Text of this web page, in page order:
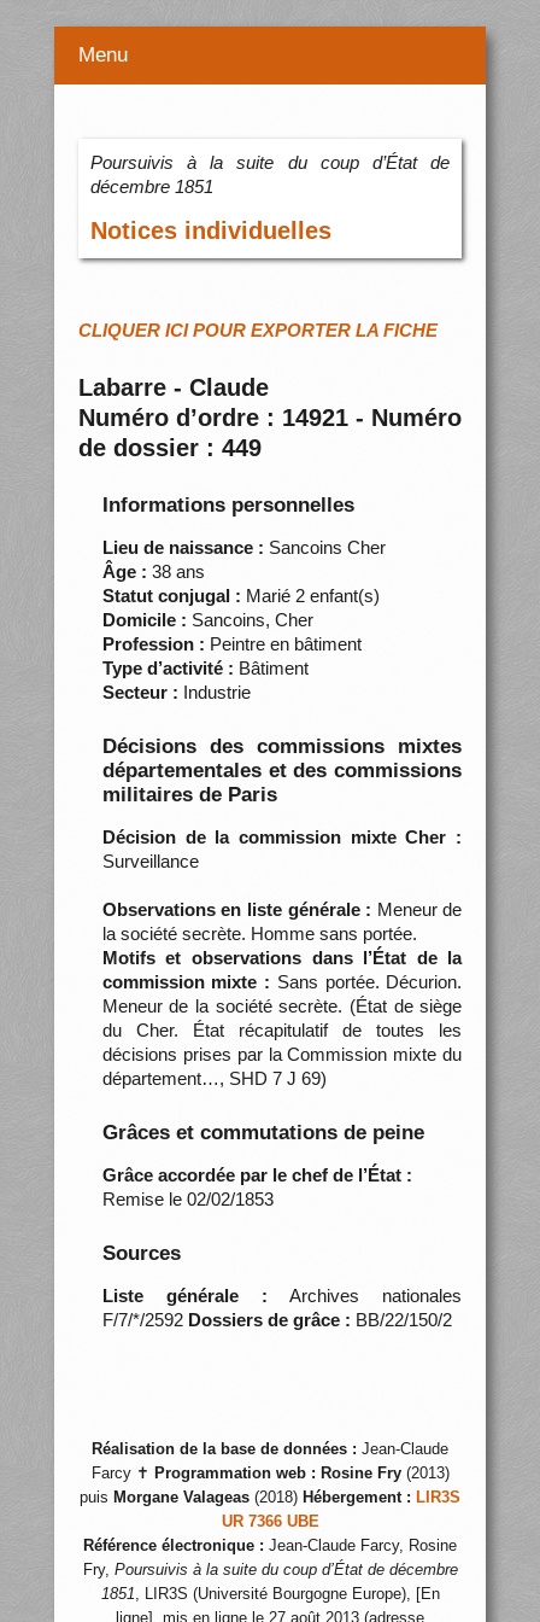
Menu
Poursuivis à la suite du coup d’État de
décembre 1851
Notices individuelles
CLIQUER ICI POUR EXPORTER LA FICHE
Labarre - Claude
Numéro d’ordre : 14921 - Numéro
de dossier : 449
Informations personnelles
Lieu de naissance : Sancoins Cher
Âge : 38 ans
Statut conjugal : Marié 2 enfant(s)
Domicile : Sancoins, Cher
Profession : Peintre en bâtiment
Type d’activité : Bâtiment
Secteur : Industrie
Décisions des commissions mixtes
départementales et des commissions
militaires de Paris
Décision de la commission mixte Cher :
Surveillance
Observations en liste générale : Meneur de
la société secrète. Homme sans portée.
Motifs et observations dans l’État de la
commission mixte : Sans portée. Décurion.
Meneur de la société secrète. (État de siège
du Cher. État récapitulatif de toutes les
décisions prises par la Commission mixte du
département…, SHD 7 J 69)
Grâces et commutations de peine
Grâce accordée par le chef de l’État :
Remise le 02/02/1853
Sources
Liste générale : Archives nationales
F/7/*/2592 Dossiers de grâce : BB/22/150/2
Réalisation de la base de données : Jean-Claude
Farcy ✝ Programmation web : Rosine Fry(2013)
puis Morgane Valageas (2018) Hébergement : LIR3S
UR 7366 UBE
Référence électronique : Jean-Claude Farcy, Rosine
Fry, Poursuivis à la suite du coup d’État de décembre
1851, LIR3S (Université Bourgogne Europe), [En
ligne], mis en ligne le 27 août 2013 (adresse